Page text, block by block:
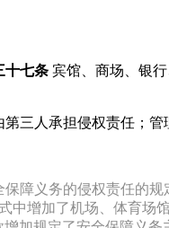
十七条 宾馆、商场、银
三人承担侵权责任；
保障义务的侵权责任的
中增加了机场、体育场